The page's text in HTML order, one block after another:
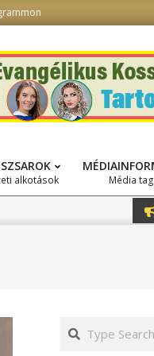
alkotások Média
Search